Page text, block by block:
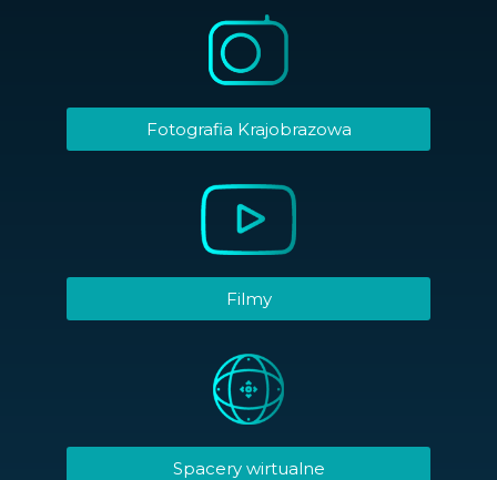
Fotografia Krajobrazowa
Filmy
Spacery wirtualne